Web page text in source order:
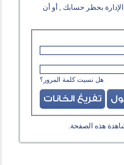
بحظر حسابك , أو أن
هل نسيت كلمة المرور؟
هذه الصفحة.